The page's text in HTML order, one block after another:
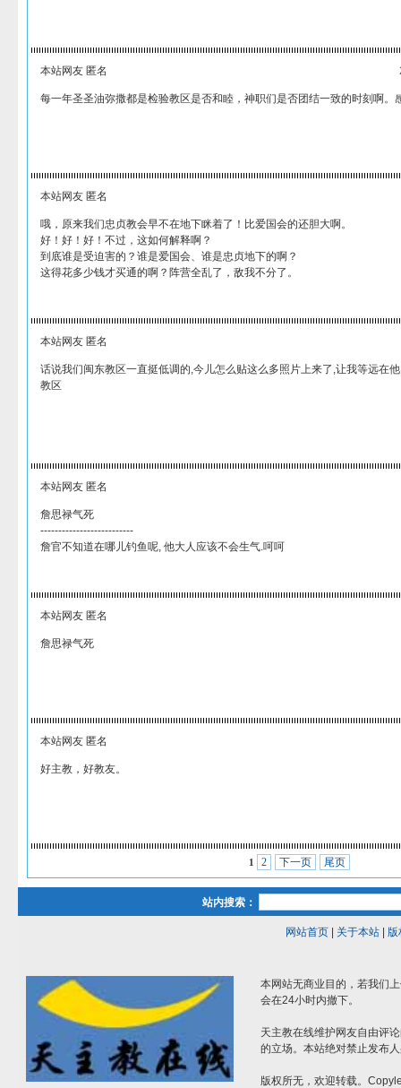
本站网友 匿名
每一年圣圣油弥撒都是检验教区是否和睦，神职们是否团结一致的时刻啊。
本站网友 匿名
哦，原来我们忠贞教会早不在地下眯着了！比爱国会的还胆大啊。
好！好！好！不过，这如何解释啊？
到底谁是受迫害的？谁是爱国会、谁是忠贞地下的啊？
这得花多少钱才买通的啊？阵营全乱了，敌我不分了。
本站网友 匿名
话说我们闽东教区一直挺低调的,今儿怎么贴这么多照片上来了,让我等远在
教区
本站网友 匿名
詹思禄气死
--------------------------
詹官不知道在哪儿钓鱼呢, 他大人应该不会生气.呵呵
本站网友 匿名
詹思禄气死
本站网友 匿名
好主教，好教友。
1 2 下一页 尾页
站内搜索：
网站首页| 关于本站| 版
本网站无商业目的，若我们
会在24小时内撤下。
天主教在线维护网友自由评
的立场。本站绝对禁止发布
版权所无，欢迎转载。